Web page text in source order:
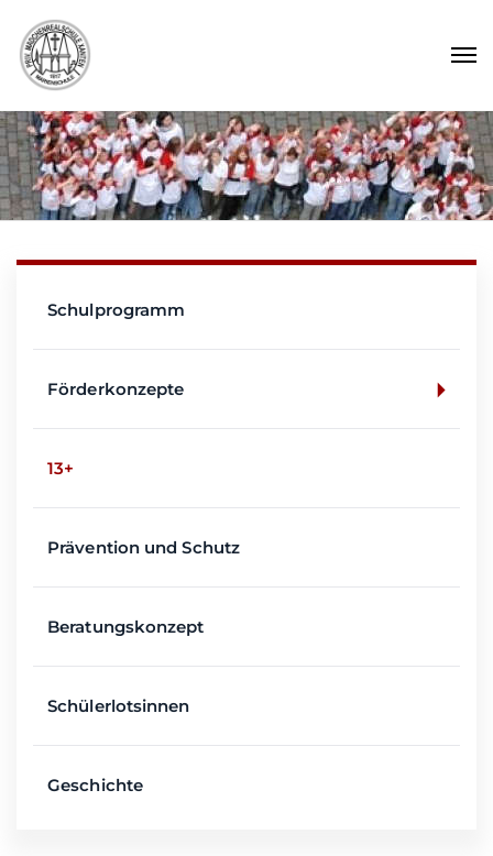
Schulprogramm
Förderkonzepte
13+
Prävention und Schutz
Beratungskonzept
Schülerlotsinnen
Geschichte